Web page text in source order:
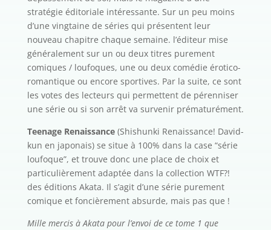
stratégie éditoriale intéressante. Sur un peu moins
d’une vingtaine de séries qui présentent leur
nouveau chapitre chaque semaine. l’éditeur mise
généralement sur un ou deux titres purement
comiques / loufoques, une ou deux comédie érotico-
romantique ou encore sportives. Par la suite, ce sont
les votes des lecteurs qui permettent de pérenniser
une série ou si son arrêt va survenir prématurément.
Teenage Renaissance(Shishunki Renaissance! David-
kun en japonais) se situe à 100% dans la case “série
loufoque”, et trouve donc une place de choix et
particulièrement adaptée dans la collection WTF?!
des éditions Akata. Il s’agit d’une série purement
comique et foncièrement absurde, mais pas que !
Mille mercis à Akata pour l’envoi de ce tome 1 que